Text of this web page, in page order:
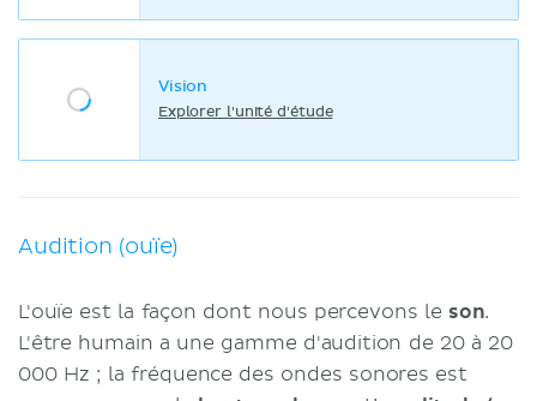
Vision
Explorer l'unité d'étude
Audition (ouïe)
L'ouïe est la façon dont nous percevons le son.
L'être humain a une gamme d'audition de 20 à 20
000 Hz ; la fréquence des ondes sonores est